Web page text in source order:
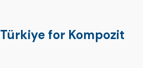
for Kompozit